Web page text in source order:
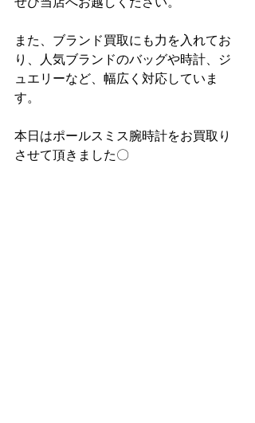
また、ブランド買取にも力を入れてお
り、人気ブランドのバッグや時計、ジ
ュエリーなど、幅広く対応していま
す。
本日はポールスミス腕時計をお買取り
させて頂きました〇